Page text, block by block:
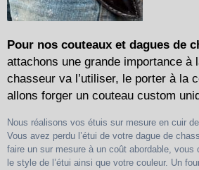
Pour nos couteaux et dagues de
attachons une grande importance à
chasseur va l’utiliser, le porter à la
allons forger un couteau custom
Nous réalisons vos étuis sur mesure en cuir
Vous avez perdu l’étui de votre dague de
faire un sur mesure à un coût abordable,
le style de l’étui ainsi que votre couleur. Un